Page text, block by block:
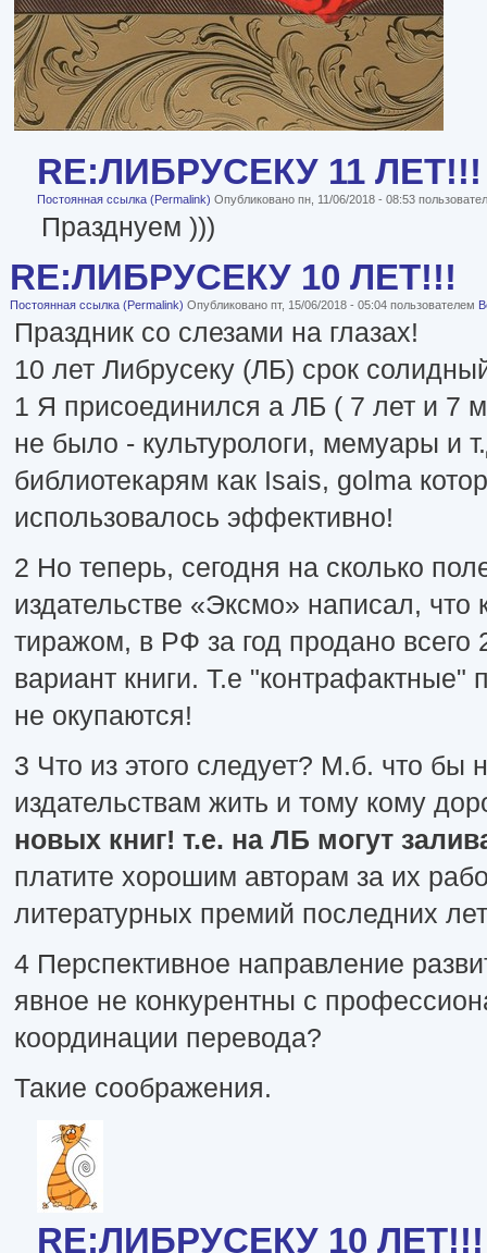
RE:ЛИБРУСЕКУ 11 ЛЕТ!!!
Постоянная ссылка (Permalink) Опубликовано пн, 11/06/2018 - 08:53
Празднуем )))
RE:ЛИБРУСЕКУ 10 ЛЕТ!!!
Постоянная ссылка (Permalink) Опубликовано пт, 15/06/2018 - 05:04 пользователем
Праздник со слезами на глазах!
10 лет Либрусеку (ЛБ) срок
1 Я присоединился а ЛБ ( 7 лет и 7
не было - культурологи, мемуары и
библиотекарям как Isais, golma
использовалось эффективно!
2 Но теперь, сегодня на сколько
издательстве «Эксмо» написал,
тиражом, в РФ за год продано всего
вариант книги. Т.е
не окупаются!
3 Что из этого следует? М.б. что бы
издательствам жить и тому кому
новых книг! т.е. на ЛБ могут
платите хорошим авторам за их
литературных премий последних
4 Перспективное направление
явное не конкурентны с
координации перевода?
Такие соображения.
RE:ЛИБРУСЕКУ 10 ЛЕТ!!!